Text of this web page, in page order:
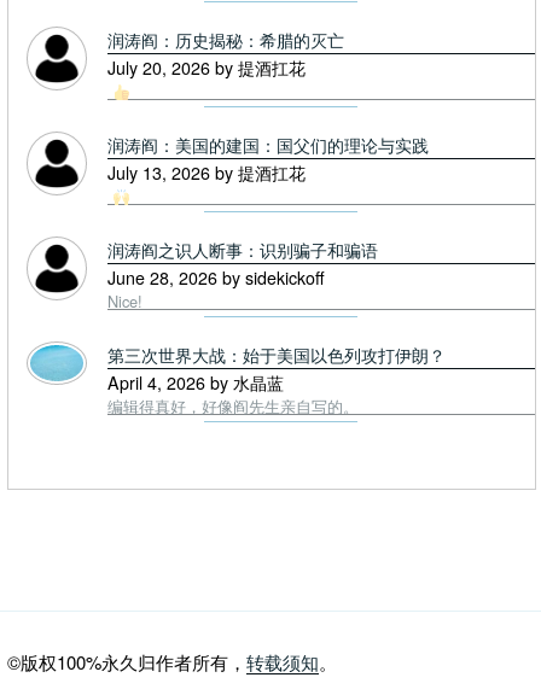
润涛阎：历史揭秘：希腊的灭亡
July 20, 2026 by 提酒扛花
润涛阎：美国的建国：国父们的理论与实践
July 13, 2026 by 提酒扛花
润涛阎之识人断事：识别骗子和骗语
June 28, 2026 by sidekickoff
Nice!
第三次世界大战：始于美国以色列攻打伊朗？
April 4, 2026 by 水晶蓝
编辑得真好，好像阎先生亲自写的。
©版权100%永久归作者所有， 转载须知。